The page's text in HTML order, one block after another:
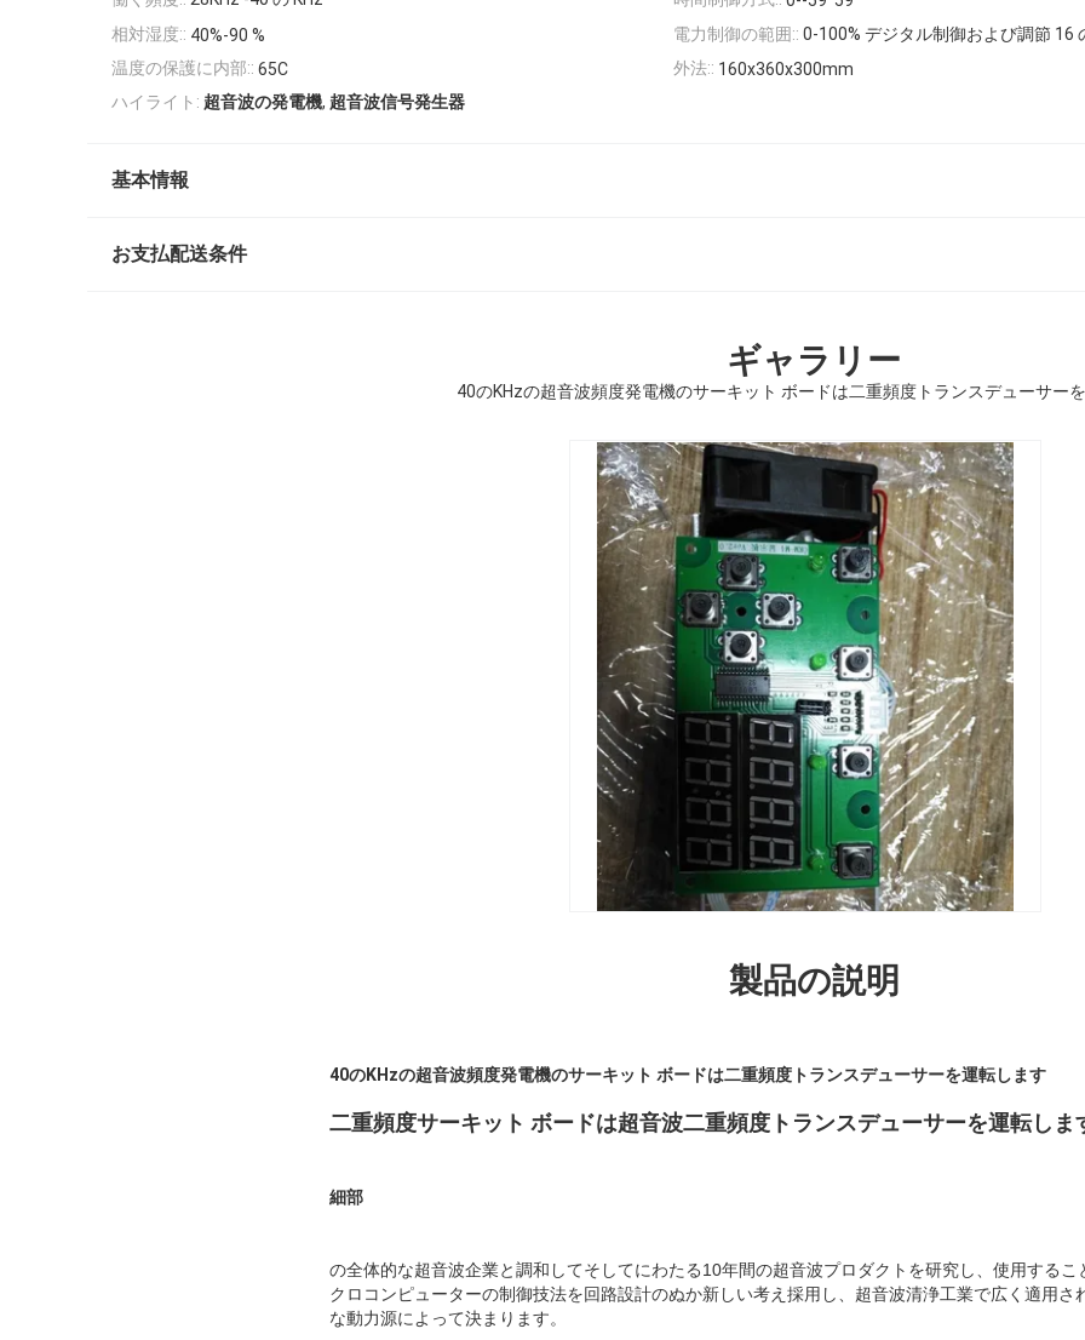
相対湿度:: 40%-90 % 電力制御の範囲:: 0-100% デジタル制御および調節 16
温度の保護に内部:: 65C 外法:: 160x360x300mm
ハイライト: 超音波の発電機, 超音波信号発生器
基本情報
お支払配送条件
ギャラリー
40のKHzの超音波頻度発電機のサーキット ボードは二重頻度トランスデューサー
製品の説明
40のKHzの超音波頻度発電機のサーキット ボードは二重頻度トランスデューサーを運転します
二重頻度サーキット ボードは超音波二重頻度トランスデューサーを運転しま
細部
の全体的な超音波企業と調和してそしてにわたる10年間の超音波プロダクトを研究し、使用するこ
クロコンピューターの制御技法を回路設計のぬか新しい考え採用し、超音波清浄工業で広く適用さ
な動力源によって決まります。